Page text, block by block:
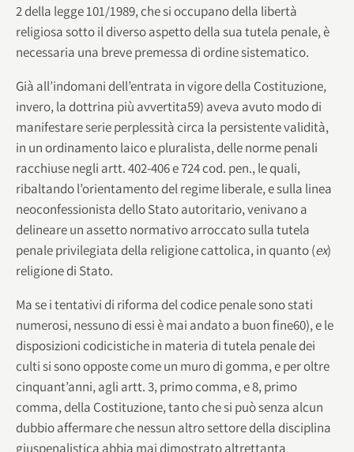
2 della legge 101/1989, che si occupano della libertà
religiosa sotto il diverso aspetto della sua tutela penale, è
necessaria una breve premessa di ordine sistematico.
Già all’indomani dell’entrata in vigore della Costituzione,
invero, la dottrina più avvertita59) aveva avuto modo di
manifestare serie perplessità circa la persistente validità,
in un ordinamento laico e pluralista, delle norme penali
racchiuse negli artt. 402-406 e 724 cod. pen., le quali,
ribaltando l’orientamento del regime liberale, e sulla linea
neoconfessionista dello Stato autoritario, venivano a
delineare un assetto normativo arroccato sulla tutela
penale privilegiata della religione cattolica, in quanto (ex)
religione di Stato.
Ma se i tentativi di riforma del codice penale sono stati
numerosi, nessuno di essi è mai andato a buon fine60), e le
disposizioni codicistiche in materia di tutela penale dei
culti si sono opposte come un muro di gomma, e per oltre
cinquant’anni, agli artt. 3, primo comma, e 8, primo
comma, della Costituzione, tanto che si può senza alcun
dubbio affermare che nessun altro settore della disciplina
giuspenalistica abbia mai dimostrato altrettanta